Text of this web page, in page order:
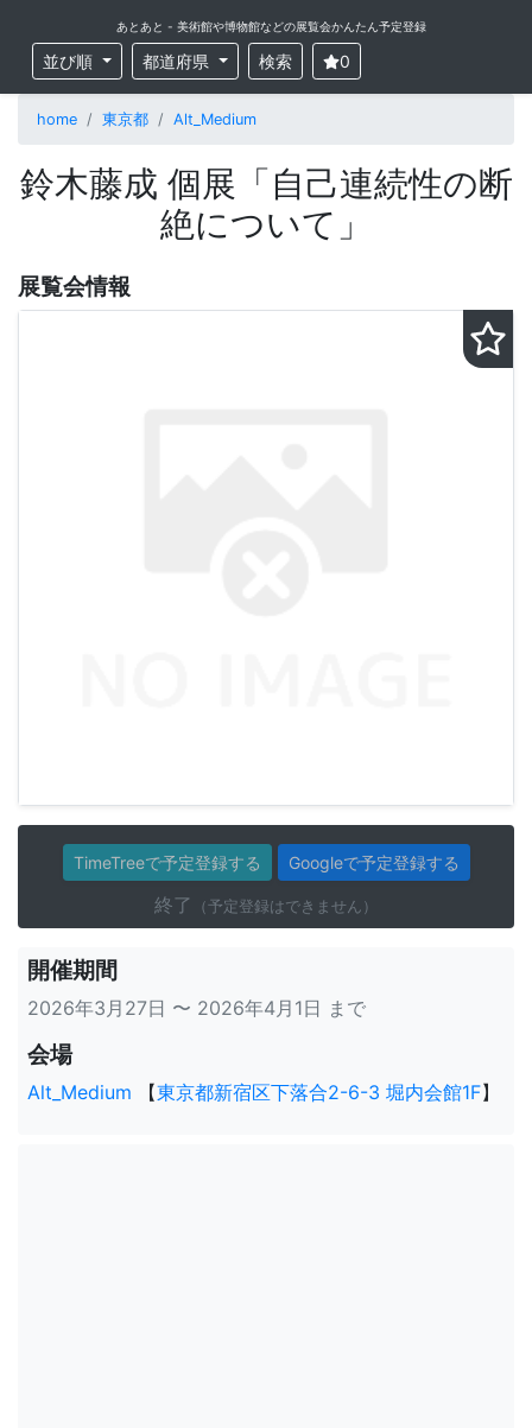
あとあと - 美術館や博物館などの展覧会かんたん予定登録
並び順 都道府県 検索 0
home 東京都 Alt_Medium
鈴木藤成 個展「自己連続性の断
絶について」
展覧会情報
TimeTreeで予定登録する Googleで予定登録する
終了 （予定登録はできません）
開催期間
2026年3月27日 〜 2026年4月1日 まで
会場
Alt_Medium 【東京都新宿区下落合2-6-3 堀内会館1F】